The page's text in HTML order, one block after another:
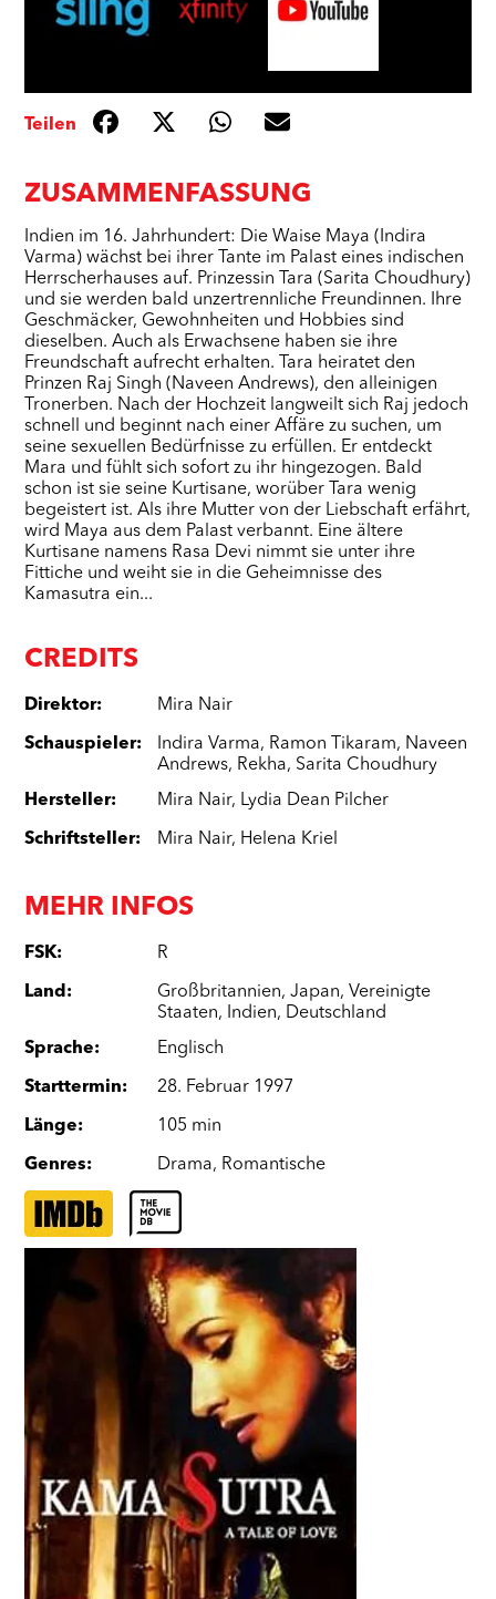
ZUSAMMENFASSUNG
Indien im 16. Jahrhundert: Die Waise Maya (Indira
Varma) wächst bei ihrer Tante im Palast eines indischen
Herrscherhauses auf. Prinzessin Tara (Sarita Choudhury)
und sie werden bald unzertrennliche Freundinnen. Ihre
Geschmäcker, Gewohnheiten und Hobbies sind
dieselben. Auch als Erwachsene haben sie ihre
Freundschaft aufrecht erhalten. Tara heiratet den
Prinzen Raj Singh (Naveen Andrews), den alleinigen
Tronerben. Nach der Hochzeit langweilt sich Raj jedoch
schnell und beginnt nach einer Affäre zu suchen, um
seine sexuellen Bedürfnisse zu erfüllen. Er entdeckt
Mara und fühlt sich sofort zu ihr hingezogen. Bald
schon ist sie seine Kurtisane, worüber Tara wenig
begeistert ist. Als ihre Mutter von der Liebschaft erfährt,
wird Maya aus dem Palast verbannt. Eine ältere
Kurtisane namens Rasa Devi nimmt sie unter ihre
Fittiche und weiht sie in die Geheimnisse des
Kamasutra ein...
CREDITS
Direktor: Mira Nair
Schauspieler: Indira Varma, Ramon Tikaram, Naveen
Andrews, Rekha, Sarita Choudhury
Hersteller: Mira Nair, Lydia Dean Pilcher
Schriftsteller: Mira Nair, Helena Kriel
MEHR INFOS
FSK: R
Land: Großbritannien,Japan, Vereinigte
Staaten, Indien, Deutschland
Sprache: Englisch
Starttermin: 28. Februar 1997
Länge: 105 min
Genres: Drama, Romantische
Teilen